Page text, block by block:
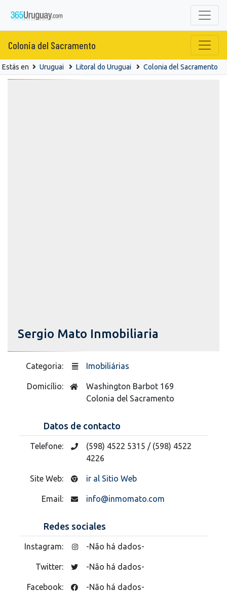
Colonia del Sacramento
Estás en Uruguai Litoral do Uruguai Colonia del Sacramento
Sergio Mato Inmobiliaria
Categoria: Imobiliárias
Domicílio:
Washington Barbot 169
Colonia del Sacramento
Datos de contacto
Telefone:
(598) 4522 5315 / (598) 4522
4226
Site Web: ir al Sitio Web
Email: info@inmomato.com
Redes sociales
Instagram: -Não há dados-
Twitter: -Não há dados-
Facebook: -Não há dados-